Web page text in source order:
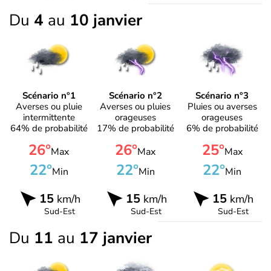
Du 4 au 10 janvier
Scénario n°1
Averses ou pluie
intermittente
64% de probabilité
26°Max
22°Min
15km/h
Sud-Est
Scénario n°2
Averses ou pluies
orageuses
17% de probabilité
26°Max
22°Min
15km/h
Sud-Est
Scénario n°3
Pluies ou averses
orageuses
6% de probabilité
25°Max
22°Min
15 km/h
Sud-Est
Du 11 au 17 janvier